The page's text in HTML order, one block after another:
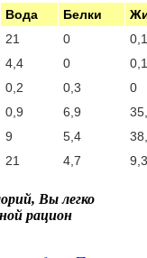
Вода Белки
21 0
0,1
4,4 0
0,1
0,2 0,3
0
0,9 6,9
9 5,4
21 4,7 9,3
Вы легко
рацион